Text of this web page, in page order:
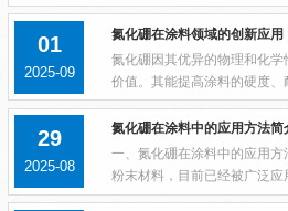
造台内衬、过滤箱、转接板
料表面，保护模具抗腐蚀延长
01
2025-09
氮化硼在涂料领域的创新应用
氮化硼因其优异的物理和化
价值。其能提高涂料的硬度
业带来新的发展机遇。一、
有独特物理化学性质的化合物
29
2025-08
氮化硼在涂料中的应用方法简
一、氮化硼在涂料中的应用
粉末材料，目前已经被广泛
氮化硼加到涂料中主要有以